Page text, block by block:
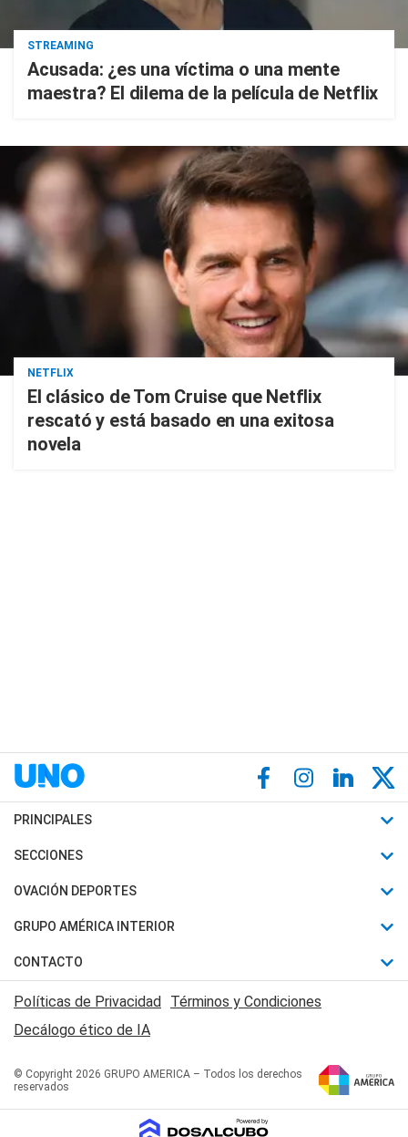
STREAMING
Acusada: ¿es una víctima o una mente
maestra? El dilema de la película de Netflix
NETFLIX
El clásico de Tom Cruise que Netflix
rescató y está basado en una exitosa
novela
PRINCIPALES
Últimas Noticias
Política
Judiciales
Economia
SECCIONES
Horóscopo
Motores
Trucos caseros
Series y Películas
Edictos y Solicitadas
OVACIÓN DEPORTES
Fútbol
Mundial
Automovilismo
Rugby
Básquet
GRUPO AMÉRICA INTERIOR
Canal 7 en Vivo
San Juan 8
CONTACTO
Acerca de Nosotros
Contactanos
Políticas de Privacidad Términos y Condiciones
Decálogo ético de IA
© Copyright 2026 GRUPO AMERICA – Todos los derechos
reservados